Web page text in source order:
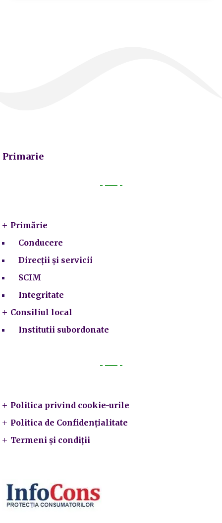
Primarie
Primărie
Conducere
Direcții și servicii
SCIM
Integritate
Consiliul local
Institutii subordonate
Politica privind cookie-urile
Politica de Confidențialitate
Termeni și condiții